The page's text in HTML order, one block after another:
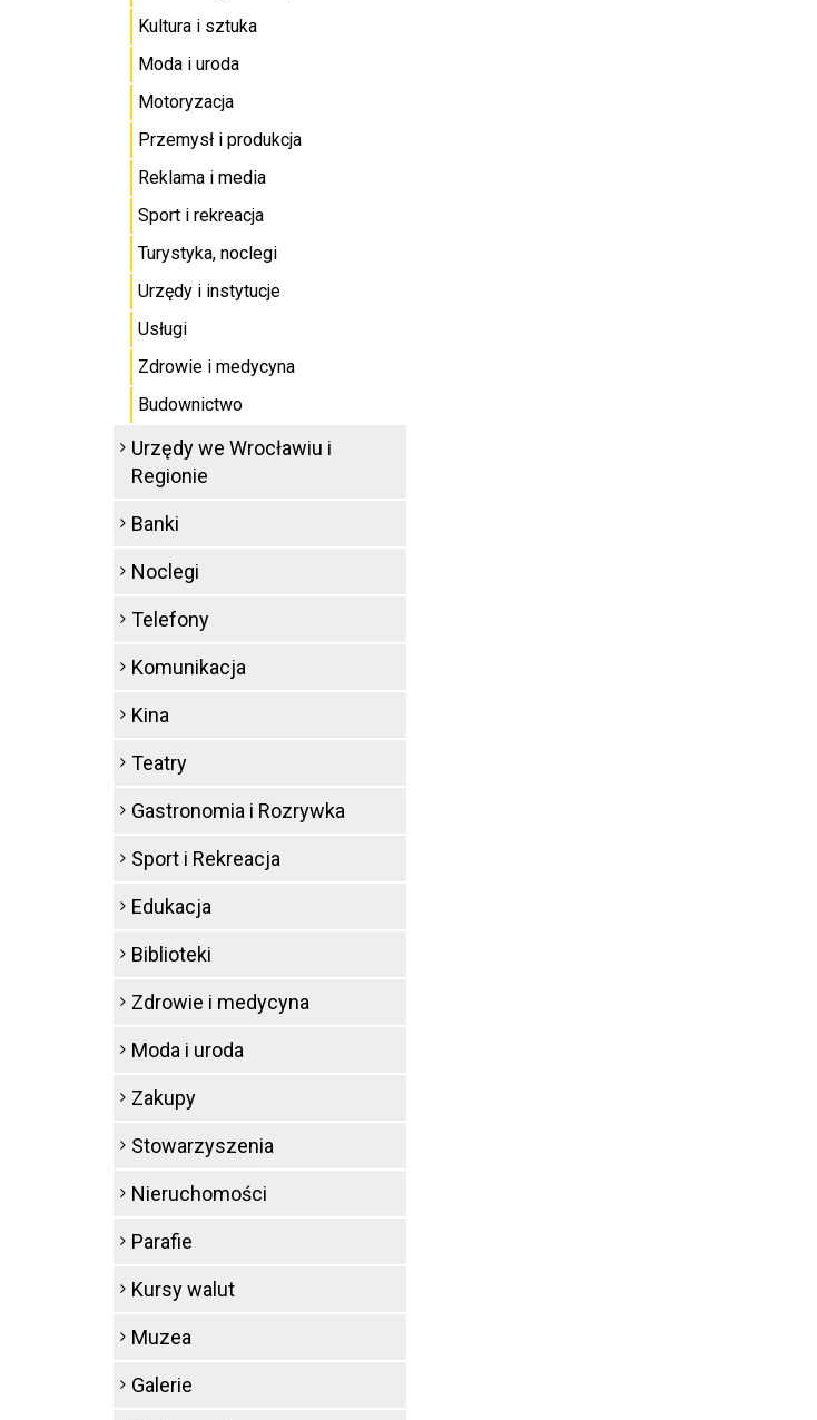
Kultura i sztuka
Moda i uroda
Motoryzacja
Przemysł i produkcja
Reklama i media
Sport i rekreacja
Turystyka, noclegi
Urzędy i instytucje
Usługi
Zdrowie i medycyna
Budownictwo
Urzędy we Wrocławiu i
Regionie
Banki
Noclegi
Telefony
Komunikacja
Kina
Teatry
Gastronomia i Rozrywka
Sport i Rekreacja
Edukacja
Biblioteki
Zdrowie i medycyna
Moda i uroda
Zakupy
Stowarzyszenia
Nieruchomości
Parafie
Kursy walut
Muzea
Galerie